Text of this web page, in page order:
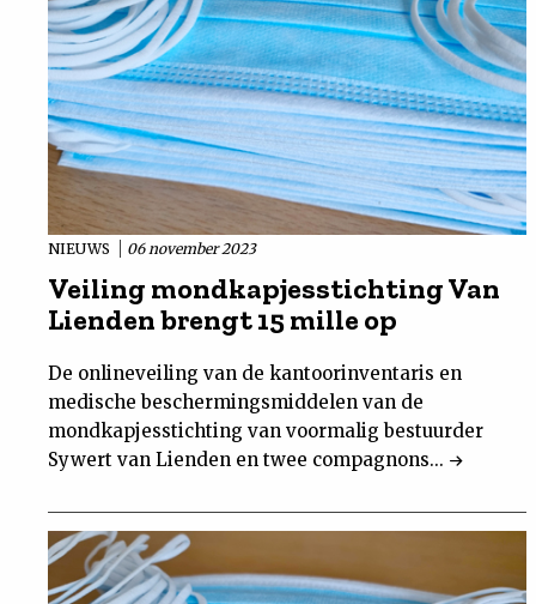
NIEUWS 06 november 2023
Veiling mondkapjesstichting Van
Lienden brengt 15 mille op
De onlineveiling van de kantoorinventaris en
medische beschermingsmiddelen van de
mondkapjesstichting van voormalig bestuurder
Sywert van Lienden en twee compagnons...